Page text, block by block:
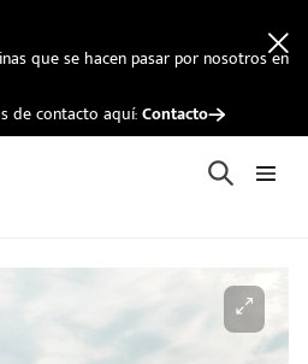
que se hacen pasar por nosotros en
de contacto aquí:Contacto